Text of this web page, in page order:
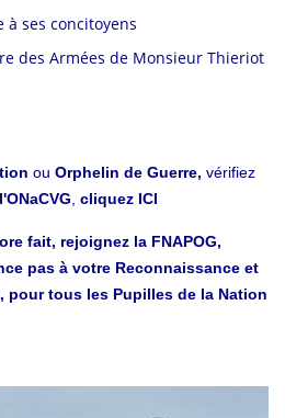
à ses concitoyens
des Armées de Monsieur Thieriot
ou Orphelin de Guerre, vérifiez
l'ONaCVG cliquez ICI
fait, rejoignez la FNAPOG,
pas à votre Reconnaissance et
pour tous les Pupilles de la Nation